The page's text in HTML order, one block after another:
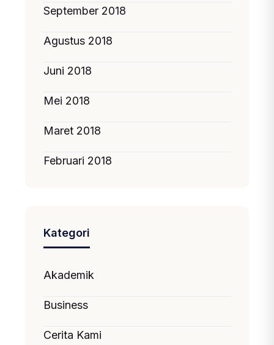
September 2018
Agustus 2018
Juni 2018
Mei 2018
Maret 2018
Februari 2018
Kategori
Akademik
Business
Cerita Kami